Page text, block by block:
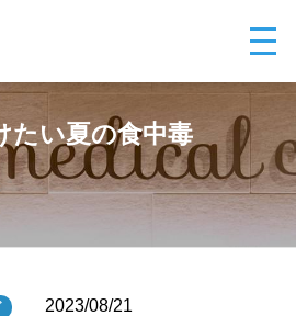
たい夏の食中毒
2023/08/21